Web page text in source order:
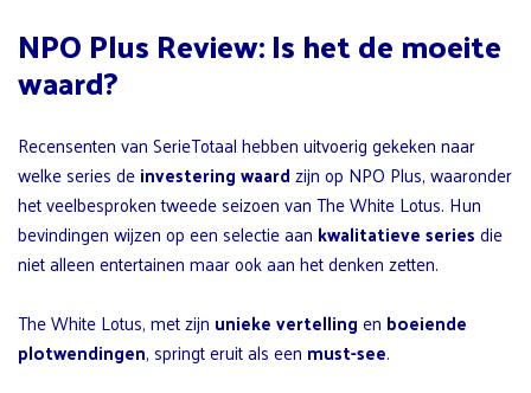
NPO Plus Review: Is het de moeite
waard?
Recensenten van SerieTotaal hebben uitvoerig gekeken naar
welke series deinvestering waardzijn op NPO Plus, waaronder
het veelbesproken tweede seizoen van The White Lotus. Hun
bevindingen wijzen op een selectie aan kwalitatieve seriesdie
niet alleen entertainen maar ook aan het denken zetten.
The White Lotus, met zijn unieke vertellingen boeiende
plotwendingen, springt eruit als een must-see.